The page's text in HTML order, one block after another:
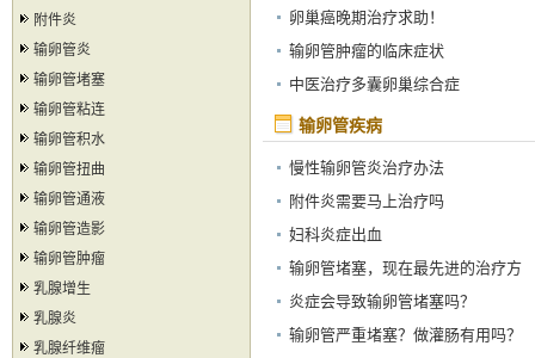
附件炎
输卵管炎
输卵管堵塞
输卵管粘连
输卵管积水
输卵管扭曲
输卵管通液
输卵管造影
输卵管肿瘤
乳腺增生
乳腺炎
乳腺纤维瘤
卵巢癌晚期治疗求助！
输卵管肿瘤的临床症状
中医治疗多囊卵巢综合症
输卵管疾病
慢性输卵管炎治疗办法
附件炎需要马上治疗吗
妇科炎症出血
输卵管堵塞，现在最先进的治疗方
法？炎症会导致输卵管堵塞吗？
输卵管严重堵塞？做灌肠有用吗？